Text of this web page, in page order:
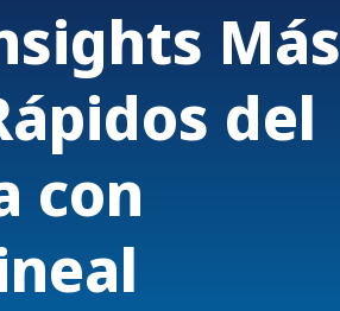
Más
del
con